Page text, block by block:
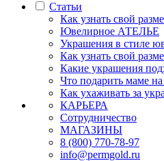
Статьи
Как узнать свой
Ювелирное АТЕЛЬЕ
Украшения в стиле
Как узнать свой
Какие украшения
Что подарить маме
Как ухаживать за
КАРЬЕРА
Сотрудничество
МАГАЗИНЫ
8 (800) 770-78-97
info@permgold.ru